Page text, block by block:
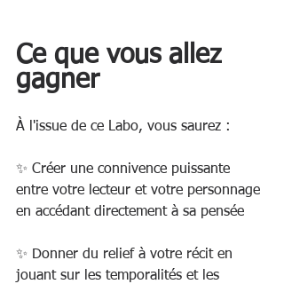
Ce que vous allez
gagner
À l'issue de ce Labo, vous saurez :
✨ Créer une connivence puissante
entre votre lecteur et votre personnage
en accédant directement à sa pensée
✨ Donner du relief à votre récit en
jouant sur les temporalités et les